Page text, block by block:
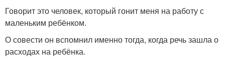
Говорит это человек, который гонит меня на работу с
маленьким ребёнком.
О совести он вспомнил именно тогда, когда речь зашла о
расходах на ребёнка.